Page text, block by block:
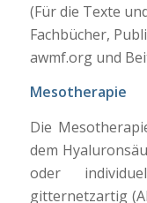
(Für die Texte
Fachbücher,
awmf.org und
Mesotherapie
Die
dem
oder
gitternetzartig